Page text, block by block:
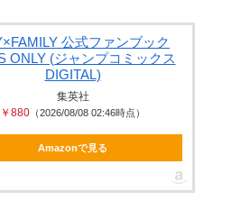
、JK10人とハメ撮り770本撮っ
ｗ
公式ファンブック
ONLY (ジャンプコミックス
DIGITAL)
集英社
￥880 （2026/08/08 02:46時点）
Amazonで見る